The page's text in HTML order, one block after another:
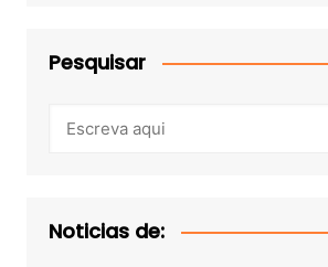
Pesquisar
Noticias de: